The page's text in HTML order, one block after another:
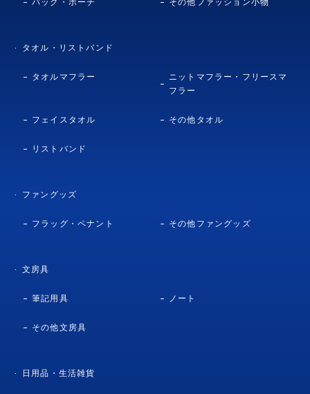
タオル・リストバンド
タオルマフラー
ニットマフラー・フリースマ
フラー
フェイスタオル その他タオル
リストバンド
ファングッズ
フラッグ・ペナント その他ファングッズ
文房具
筆記用具 ノート
その他文房具
日用品・生活雑貨